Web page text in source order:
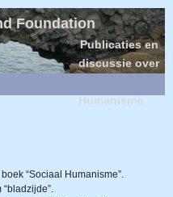
Foundation
Publicaties en
discussie over
Humanisme
“Sociaal Humanisme”.